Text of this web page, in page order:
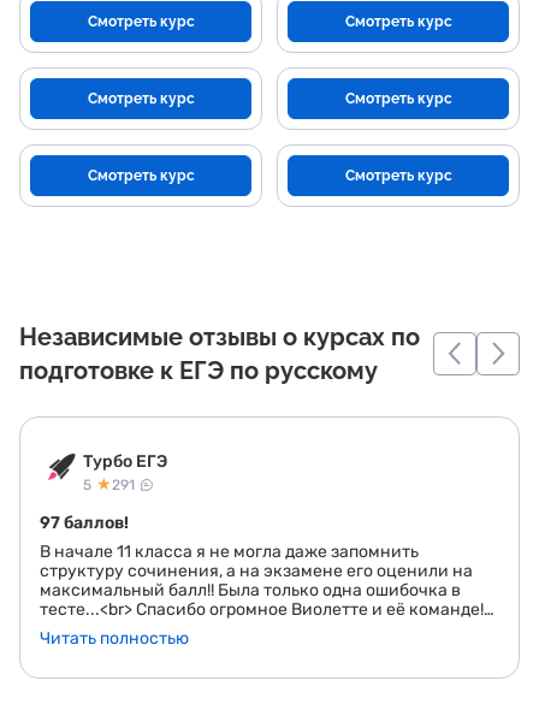
Смотреть курс Смотреть курс
Смотреть курс Смотреть курс
Смотреть курс Смотреть курс
Независимые отзывы о курсах по
подготовке к ЕГЭ по русскому
Турбо ЕГЭ
5 ★291
97 баллов!
В начале 11 класса я не могла даже запомнить
структуру сочинения, а на экзамене его оценили на
максимальный балл!! Была только одна ошибочка в
тесте...<br> Спасибо огромное Виолетте и её команде!
Занимаясь в турбоподготовке с декабря, я сумела
сильно подтянуть свои баллы, получила много ценной
Читать полностью